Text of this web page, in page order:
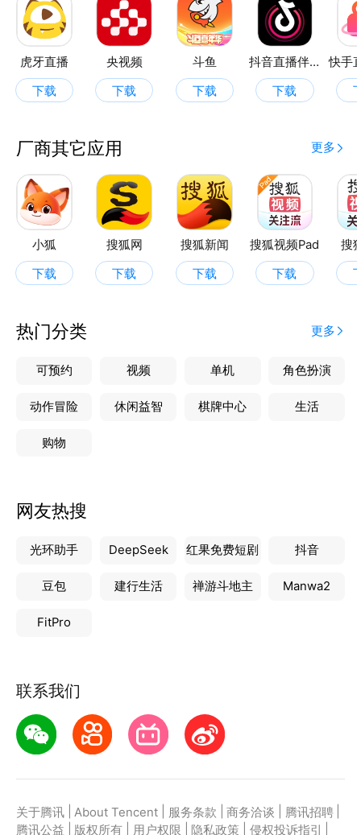
虎牙直播
下载
央视频
下载
斗鱼
下载
抖音直播伴侣
下载
厂商其它应用 更多
小狐
下载
搜狐网
下载
搜狐新闻
下载
搜狐视频Pad
下载
搜
热门分类 更多
可预约 视频 单机 角色扮演
动作冒险 休闲益智 棋牌中心 生活
购物
网友热搜
光环助手 DeepSeek 红果免费短剧 抖音
豆包 建行生活 禅游斗地主 Manwa2
FitPro
联系我们
关于腾讯 About Tencent 服务条款 商务洽谈 腾讯招聘
腾讯公益
版权所有 用户权限 隐私政策 侵权投诉指引